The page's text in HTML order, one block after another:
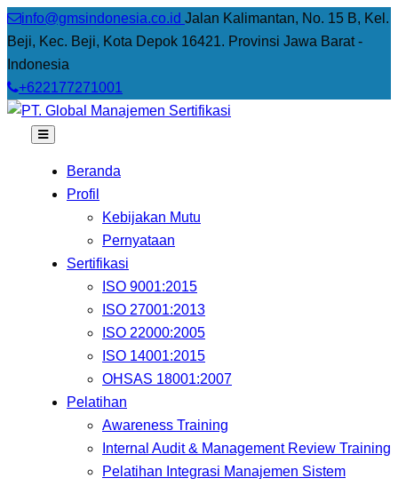
info@gmsindonesia.co.id Jalan Kalimantan, No. 15 B, Kel.
Beji, Kec. Beji, Kota Depok 16421. Provinsi Jawa Barat -
Indonesia
+622177271001
Beranda
Profil
Kebijakan Mutu
Pernyataan
Sertifikasi
ISO 9001:2015
ISO 27001:2013
ISO 22000:2005
ISO 14001:2015
OHSAS 18001:2007
Pelatihan
Awareness Training
Internal Audit & Management Review Training
Pelatihan Integrasi Manajemen Sistem